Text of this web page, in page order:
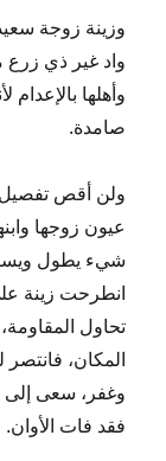
وزينة زوجة
واد غير ذي زرع
وأهلها
صامدة.
ولن أقص تفصيل
عيون زوجها
شيء يطول
انطرحت زينة
تحاول
المكان،
وغفر، سعى إلى
فقد فات الأوان.